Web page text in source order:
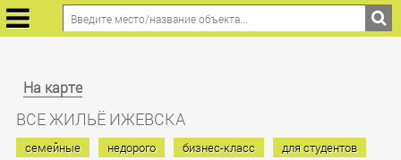
На карте
ВСЕ ЖИЛЬЁ ИЖЕВСКА
семейные недорого бизнес-класс
для студентов